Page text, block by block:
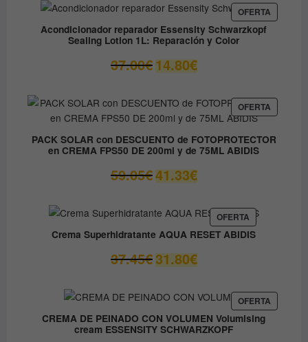
desde
9.60€
hasta
14.50€
OFERTA
EN
Acondicionador reparador Essensity Schwarzkopf
Sealing Lotion 1L: Reparación y Color
37.00€ El
precio
era:
37.00€.
14.80€El
precio
es:
14.80€.
OFERTA
EN
PACK SOLAR con DESCUENTO de FOTOPROTECTOR
en CREMA FPS50 DE 200ml y de 75ML ABIDIS
59.05€ El
precio
era:
59.05€.
41.33€El
precio
es:
41.33€.
OFERTAPRODUCTO
EN
OFERTA
Crema Superhidratante AQUA RESET ABIDIS
37.45€ El
precio
era:
37.45€.
31.80€El
precio
es:
31.80€.
OFERTA
EN
CREMA DE PEINADO CON VOLUMEN Volumising
cream ESSENSITY SCHWARZKOPF